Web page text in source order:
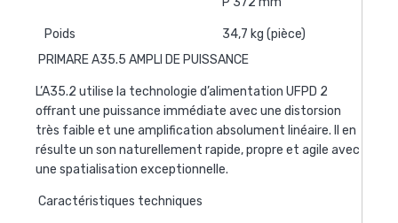
Poids
34,7 kg (pièce)
PRIMARE A35.5 AMPLI DE PUISSANCE
L’A35.2 utilise la technologie d’alimentation UFPD 2
offrant une puissance immédiate avec une distorsion
très faible et une amplification absolument linéaire. Il en
résulte un son naturellement rapide, propre et agile avec
une spatialisation exceptionnelle.
Caractéristiques techniques